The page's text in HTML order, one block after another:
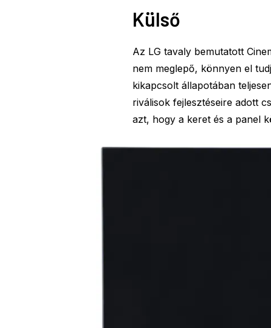
Külső
Az LG tavaly bemutatott
nem meglepő, könnyen el
kikapcsolt állapotában
riválisok fejlesztéseire adott
azt, hogy a keret és a panel